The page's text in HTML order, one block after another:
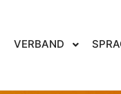
VERBAND 29.